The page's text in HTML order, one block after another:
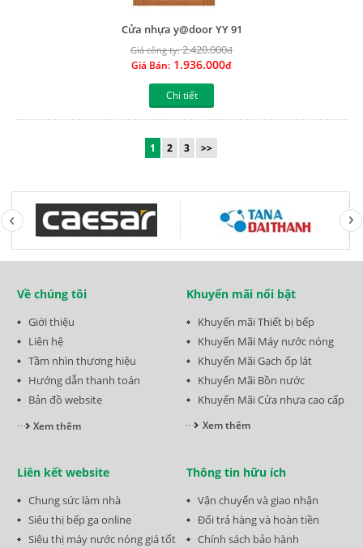
Cửa nhựa y@door YY 91
Giá công ty:2.420.000đ
Giá Bán: 1.936.000đ
Chi tiết
1 2 3 >>
Về chúng tôi
Giới thiệu
Liên hệ
Tầm nhìn thương hiệu
Hướng dẫn thanh toán
Bản đồ website
Xem thêm
Khuyến mãi nổi bật
Khuyến mãi Thiết bị bếp
Khuyến Mãi Máy nước nóng
Khuyến Mãi Gạch ốp lát
Khuyến Mãi Bồn nước
Khuyến Mãi Cửa nhựa cao cấp
Xem thêm
Liên kết website
Chung sức làm nhà
Siêu thị bếp ga online
Siêu thị máy nước nóng giá tốt
Thông tin hữu ích
Vận chuyển và giao nhận
Đổi trả hàng và hoàn tiền
Chính sách bảo hành